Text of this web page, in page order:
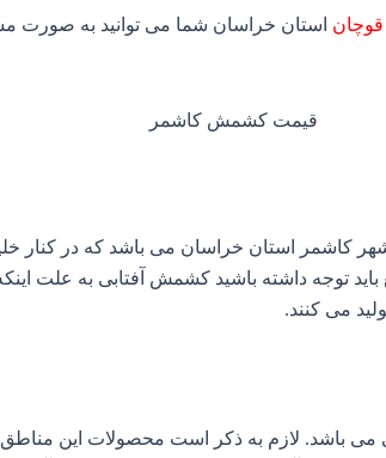
قوچان استان خراسان شما می توانید به صورت
کاشمر استان خراسان می باشد که در کنار
داشته باشید کشمش آفتابی به علت اینکه
می‌ کنند.
می باشد. لازم به ذکر است محصولات این